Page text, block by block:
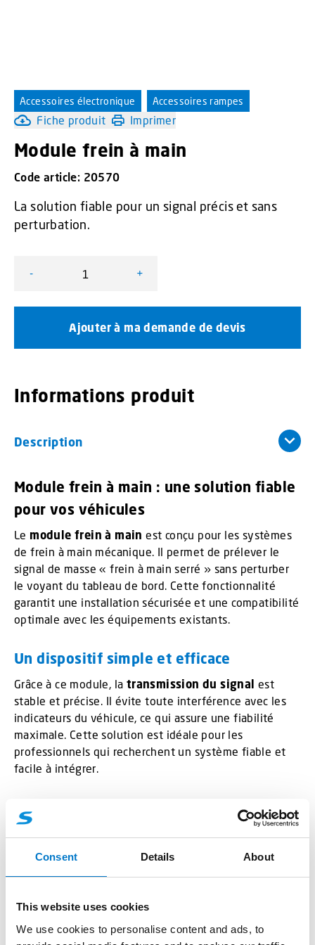
Consent Details About
This website uses cookies
We use cookies to personalise content and ads, to
Accessoires électronique Accessoires rampes
Fiche produit Imprimer
Module frein à main
Code article: 20570
La solution fiable pour un signal précis et sans
perturbation.
-
quantité de Module frein à main
+
Ajouter à ma demande de devis
Informations produit
Description
Module frein à main : une solution fiable
pour vos véhicules
Le module frein à main est conçu pour les systèmes
de frein à main mécanique. Il permet de prélever le
signal de masse « frein à main serré » sans perturber
le voyant du tableau de bord. Cette fonctionnalité
garantit une installation sécurisée et une compatibilité
optimale avec les équipements existants.
Un dispositif simple et efficace
Grâce à ce module, la transmission du signal est
stable et précise. Il évite toute interférence avec les
indicateurs du véhicule, ce qui assure une fiabilité
maximale. Cette solution est idéale pour les
professionnels qui recherchent un système fiable et
facile à intégrer.
Compatibilité et sécurité
véhicules équipés d’un frein mécanique. Il contribue à
rapide en fait un choix stratégique pour optimiser la